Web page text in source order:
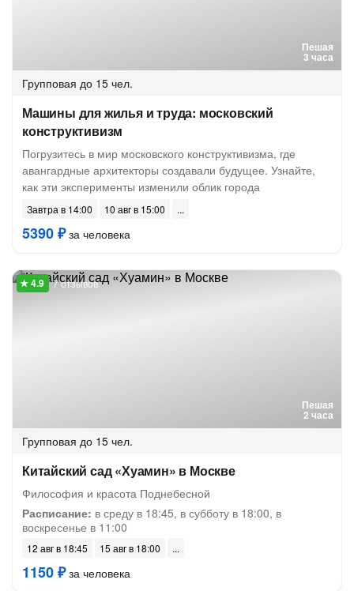
Пешая
3 часа
Групповая до 15 чел.
Машины для жилья и труда: московский
конструктивизм
Погрузитесь в мир московского конструктивизма, где
авангардные архитекторы создавали будущее. Узнайте,
как эти эксперименты изменили облик города
Завтра в 14:00 10 авг в 15:00
5390 ₽за человека
Пешая
2 часа
7 отзывов
Групповая до 15 чел.
Китайский сад «Хуамин» в Москве
Философия и красота Поднебесной
Расписание: в среду в 18:45, в субботу в 18:00, в
воскресенье в 11:00
12 авг в 18:45 15 авг в 18:00
1150 ₽за человека